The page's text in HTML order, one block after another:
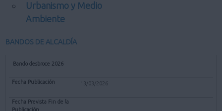
Urbanismo y Medio
Ambiente
BANDOS DE ALCALDÍA
Bando desbroce 2026
13/03/2026